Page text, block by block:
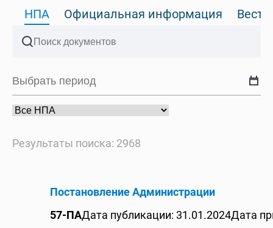
НПА Официальная информация
Результаты поиска: 2968
Постановление Администрации
57-ПАДата публикации: 31.01.2024Дата